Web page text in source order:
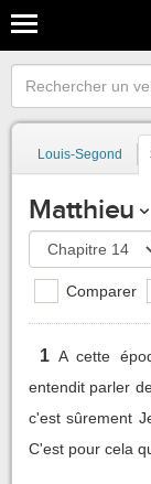
Louis-Segond
Matthieu
Comparer
1 A cette
entendit parler
c'est sûrement
C'est pour cela